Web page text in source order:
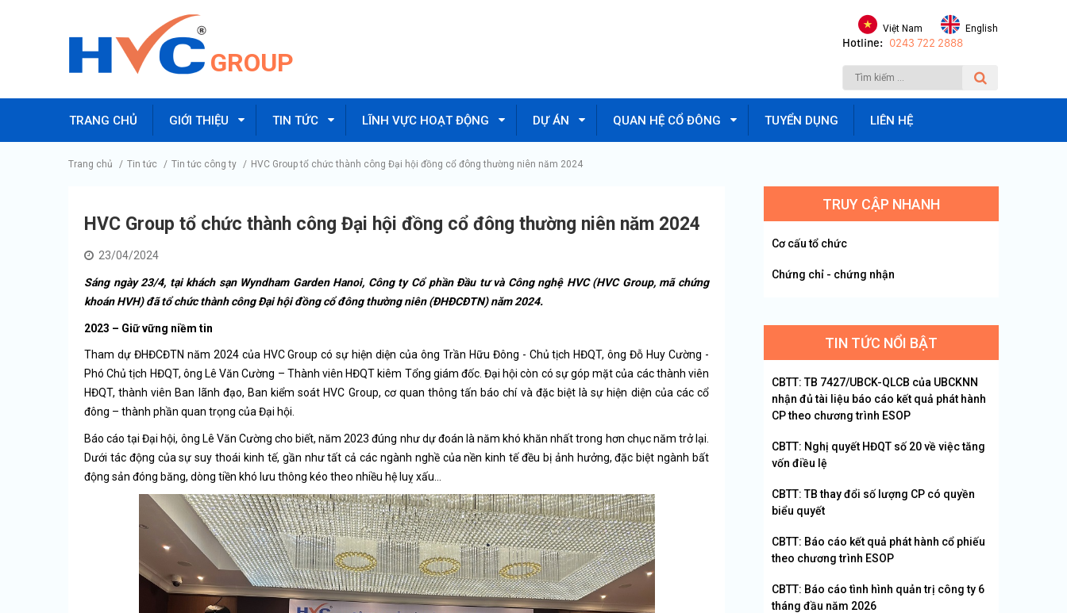
GROUP
Việt Nam English
Hotline: 0243 722 2888
TRANG CHỦ GIỚI THIỆU TIN TỨC LĨNH VỰC HOẠT ĐỘNG DỰ ÁN QUAN HỆ CỔ ĐÔNG TUYỂN DỤNG LIÊN HỆ
Trang chủ / Tin tức / Tin tức công ty / HVC Group tổ chức thành công Đại hội đồng cổ đông thường niên năm 2024
HVC Group tổ chức thành công Đại hội đồng cổ đông thường niên năm 2024
23/04/2024
Sáng ngày 23/4, tại khách sạn Wyndham Garden Hanoi, Công ty Cổ phần Đầu tư và Công nghệ HVC (HVC Group, mã chứng
khoán HVH) đã tổ chức thành công Đại hộiđồngcổ đông thường niên (ĐHĐCĐTN) năm 2024.
2023 – Giữ vững niềm tin
Tham dự ĐHĐCĐTN năm 2024 của HVC Group có sự hiện diện của ông Trần Hữu Đông - Chủ tịch HĐQT, ông Đỗ Huy Cường -
Phó Chủ tịch HĐQT, ông Lê Văn Cường – Thành viên HĐQT kiêm Tổng giám đốc. Đại hội còn có sự góp mặt của các thành viên
HĐQT, thành viên Ban lãnh đạo, Ban kiểm soát HVC Group, cơ quan thông tấn báo chí và đặc biệt là sự hiện diện của các cổ
đông – thành phần quan trọng của Đại hội.
Báo cáo tại Đại hội, ông Lê Văn Cường cho biết, năm 2023 đúng như dự đoán là năm khó khăn nhất trong hơn chục năm trở lại.
Dưới tác động của sự suy thoái kinh tế, gần như tất cả các ngành nghề của nền kinh tế đều bị ảnh hưởng, đặc biệt ngành bất
động sản đóng băng, dòng tiền khó lưu thông kéo theo nhiều hệ luỵ xấu…
TRUY CẬP NHANH
Cơ cấu tổ chức
Chứng chỉ - chứng nhận
TIN TỨC NỔI BẬT
CBTT: TB 7427/UBCK-QLCB của UBCKNN
nhận đủ tài liệu báo cáo kết quả phát hành
CP theo chương trình ESOP
CBTT: Nghị quyết HĐQT số 20 về việc tăng
vốn điều lệ
CBTT: TB thay đổi số lượng CP có quyền
biểu quyết
CBTT: Báo cáo kết quả phát hành cổ phiếu
theo chương trình ESOP
CBTT: Báo cáo tình hình quản trị công ty 6
tháng đầu năm 2026